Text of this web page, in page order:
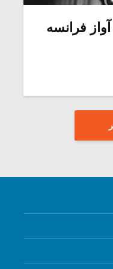
فرانسه